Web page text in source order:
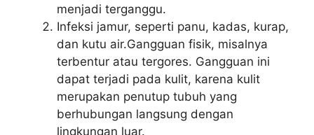
menjadi terganggu.
Infeksi jamur, seperti panu, kadas, kurap,
dan kutu air.Gangguan fisik, misalnya
terbentur atau tergores. Gangguan ini
dapat terjadi pada kulit, karena kulit
merupakan penutup tubuh yang
berhubungan langsung dengan
lingkungan luar.